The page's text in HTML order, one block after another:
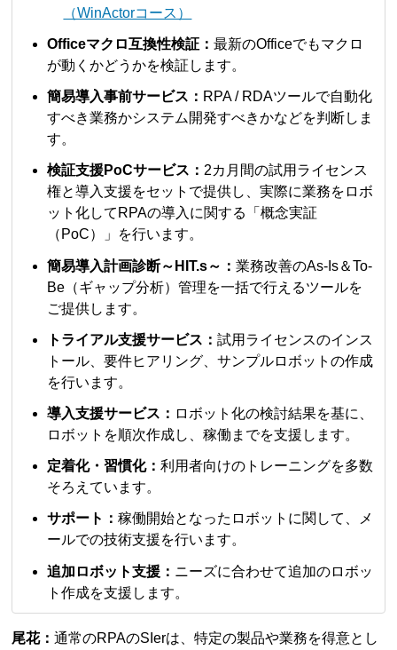
（WinActorコース）
Officeマクロ互換性検証：最新のOfficeでもマクロ
が動くかどうかを検証します。
簡易導入事前サービス： RPA / RDAツールで自動化
すべき業務かシステム開発すべきかなどを判断しま
す。
検証支援PoCサービス：2カ月間の試用ライセンス
権と導入支援をセットで提供し、実際に業務をロボ
ット化してRPAの導入に関する「概念実証
（PoC）」を行います。
簡易導入計画診断～HIT.s～：業務改善のAs-Is＆To-
Be（ギャップ分析）管理を一括で行えるツールを
ご提供します。
トライアル支援サービス：試用ライセンスのインス
トール、要件ヒアリング、サンプルロボットの作成
を行います。
導入支援サービス： ロボット化の検討結果を基に、
ロボットを順次作成し、稼働までを支援します。
定着化・習慣化：利用者向けのトレーニングを多数
そろえています。
サポート：稼働開始となったロボットに関して、メ
ールでの技術支援を行います。
追加ロボット支援： ニーズに合わせて追加のロボッ
ト作成を支援します。
尾花：通常のRPAのSIerは、特定の製品や業務を得意とし